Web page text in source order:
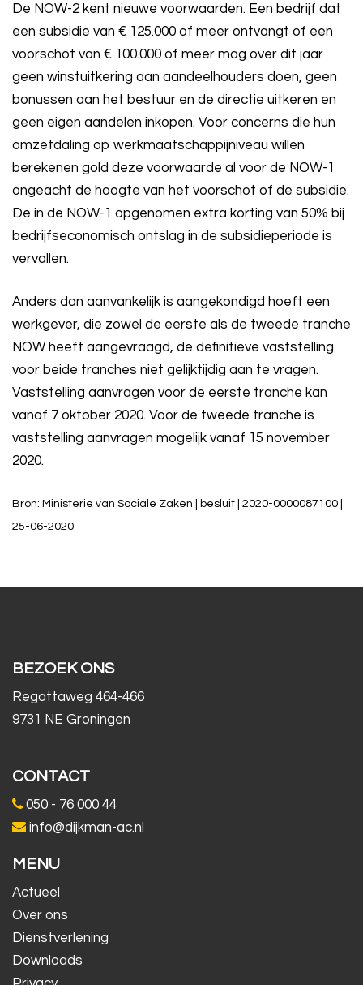
De NOW-2 kent nieuwe voorwaarden. Een bedrijf dat
een subsidie van € 125.000 of meer ontvangt of een
voorschot van € 100.000 of meer mag over dit jaar
geen winstuitkering aan aandeelhouders doen, geen
bonussen aan het bestuur en de directie uitkeren en
geen eigen aandelen inkopen. Voor concerns die hun
omzetdaling op werkmaatschappijniveau willen
berekenen gold deze voorwaarde al voor de NOW-1
ongeacht de hoogte van het voorschot of de subsidie.
De in de NOW-1 opgenomen extra korting van 50% bij
bedrijfseconomisch ontslag in de subsidieperiode is
vervallen.
Anders dan aanvankelijk is aangekondigd hoeft een
werkgever, die zowel de eerste als de tweede tranche
NOW heeft aangevraagd, de definitieve vaststelling
voor beide tranches niet gelijktijdig aan te vragen.
Vaststelling aanvragen voor de eerste tranche kan
vanaf 7 oktober 2020. Voor de tweede tranche is
vaststelling aanvragen mogelijk vanaf 15 november
2020.
Bron: Ministerie van Sociale Zaken | besluit | 2020-0000087100 |
25-06-2020
BEZOEK ONS
Regattaweg 464-466
9731 NE Groningen
CONTACT
050 - 76 000 44
info@dijkman-ac.nl
MENU
Actueel
Over ons
Dienstverlening
Downloads